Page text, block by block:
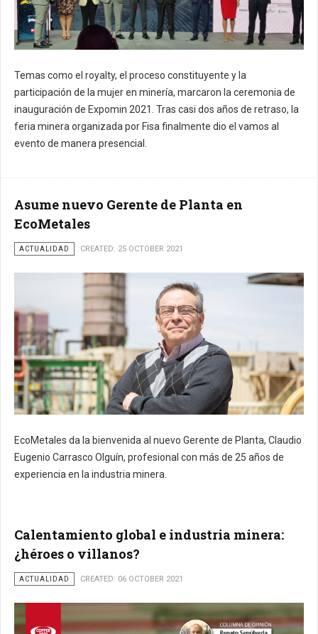
Temas como el royalty, el proceso constituyente y la
participación de la mujer en minería, marcaron la ceremonia de
inauguración de Expomin 2021. Tras casi dos años de retraso, la
feria minera organizada por Fisa finalmente dio el vamos al
evento de manera presencial.
Asume nuevo Gerente de Planta en
EcoMetales
ACTUALIDAD CREATED: 25 OCTOBER 2021
EcoMetales da la bienvenida al nuevo Gerente de Planta, Claudio
Eugenio Carrasco Olguín, profesional con más de 25 años de
experiencia en la industria minera.
Calentamiento global e industria minera:
¿héroes o villanos?
ACTUALIDAD CREATED: 06 OCTOBER 2021